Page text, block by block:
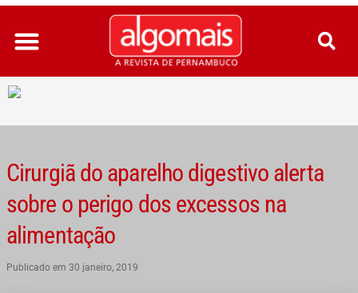
Ir
para
conteúdo
Cirurgiã do aparelho digestivo alerta
sobre o perigo dos excessos na
alimentação
Publicado em 30 janeiro, 2019